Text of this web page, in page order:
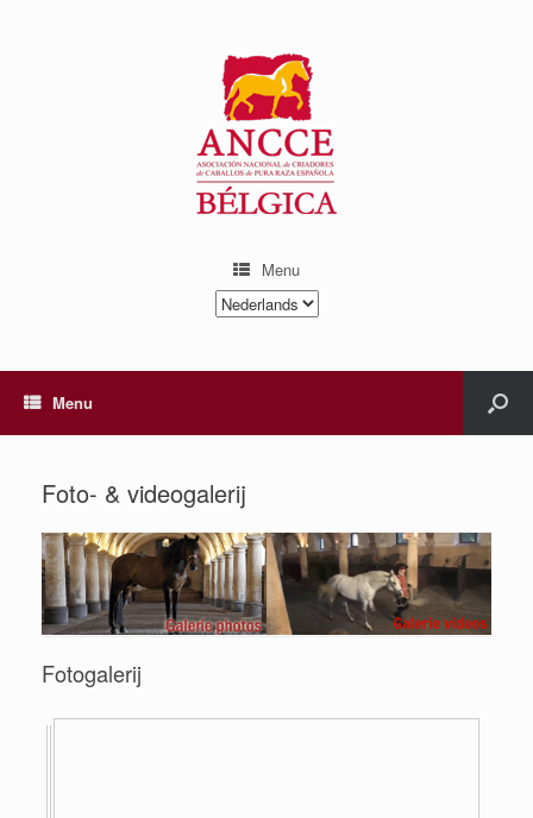
Menu
Kies
een
Menu
Foto- & videogalerij
Fotogalerij